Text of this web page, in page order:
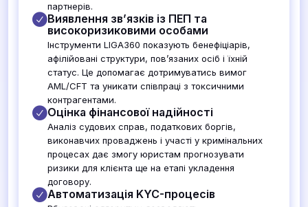
партнерів.
Виявлення зв’язків із ПЕП та
високоризиковими особами
Інструменти LIGA360 показують бенефіціарів,
афілійовані структури, пов’язаних осіб і їхній
статус. Це допомагає дотримуватись вимог
AML/CFT та уникати співпраці з токсичними
контрагентами.
Оцінка фінансової надійності
Аналіз судових справ, податкових боргів,
виконавчих проваджень і участі у кримінальних
процесах дає змогу юристам прогнозувати
ризики для клієнта ще на етапі укладення
договору.
Автоматизація KYC-процесів